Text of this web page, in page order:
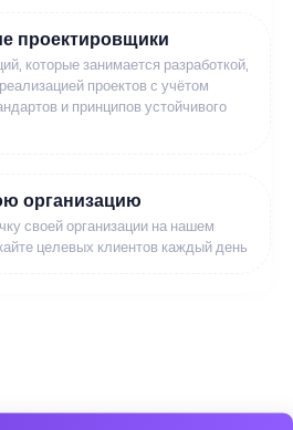
проектировщики
которые занимается разработкой,
проектов с учётом
и принципов устойчивого
организацию
своей организации на нашем
целевых клиентов каждый день